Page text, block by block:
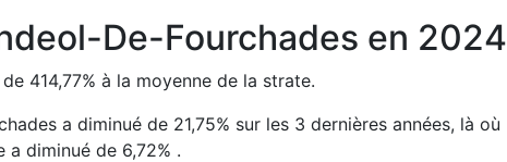
De-Fourchades en 2024
414,77% à la moyenne de la strate.
a diminué de 21,75% sur les 3 dernières années, là où
a diminué de 6,72% .